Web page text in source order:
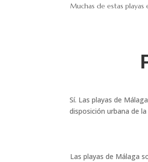
Muchas de estas
Sí. Las playas de
disposición urbana de
Las playas de Málaga